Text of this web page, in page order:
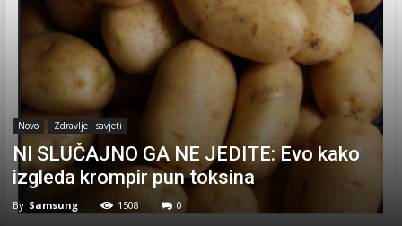
Novo Zdravlje i savjeti
NI SLUČAJNO GA NE JEDITE: Evo kako
izgleda krompir pun toksina
By Samsung 1508 0